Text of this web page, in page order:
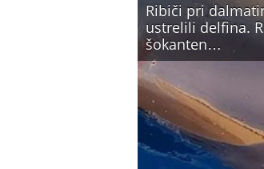
Ribiči pri
ustrelili delfina.
šokanten…